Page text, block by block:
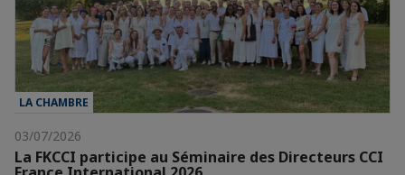
LA CHAMBRE
03/07/2026
La FKCCI participe au Séminaire des Directeurs CCI